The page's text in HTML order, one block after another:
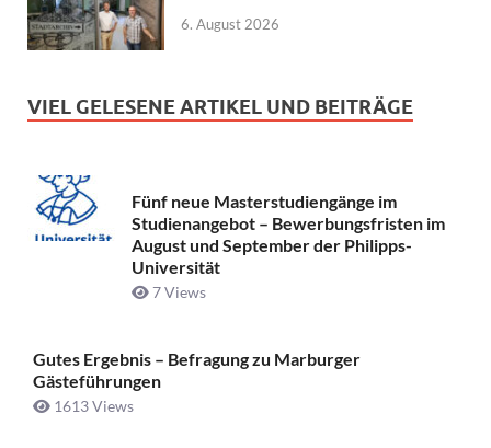
6. August 2026
VIEL GELESENE ARTIKEL UND BEITRÄGE
Fünf neue Masterstudiengänge im
Studienangebot – Bewerbungsfristen im
August und September der Philipps-
Universität
7 Views
Gutes Ergebnis – Befragung zu Marburger
Gästeführungen
1613 Views